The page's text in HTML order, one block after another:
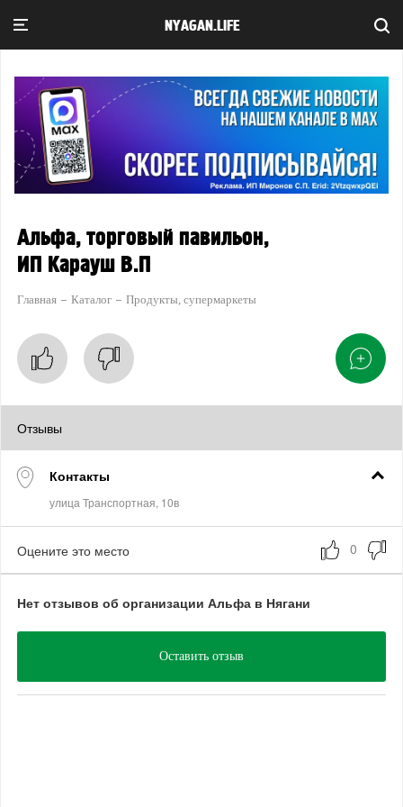
NYAGAN.LIFE
Альфа, торговый павильон,
ИП Карауш В.П
Главная Каталог Продукты, супермаркеты
Отзывы
Контакты
Оцените это место
Нет отзывов об организации Альфа в Нягани
Оставить отзыв